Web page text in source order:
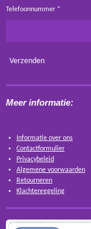
Telefoonnummer *
Verzenden
Meer informatie:
Informatie over ons
Contactformulier
Privacybeleid
Algemene voorwaarden
Retourneren
Klachtenregeling